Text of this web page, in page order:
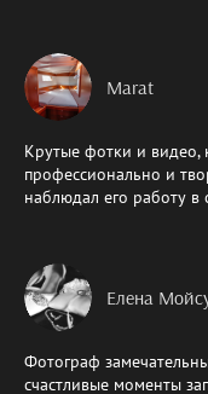
Marat
Крутые фотки и видео,
профессионально и
наблюдал его работу в
Елена
Фотограф
счастливые моменты